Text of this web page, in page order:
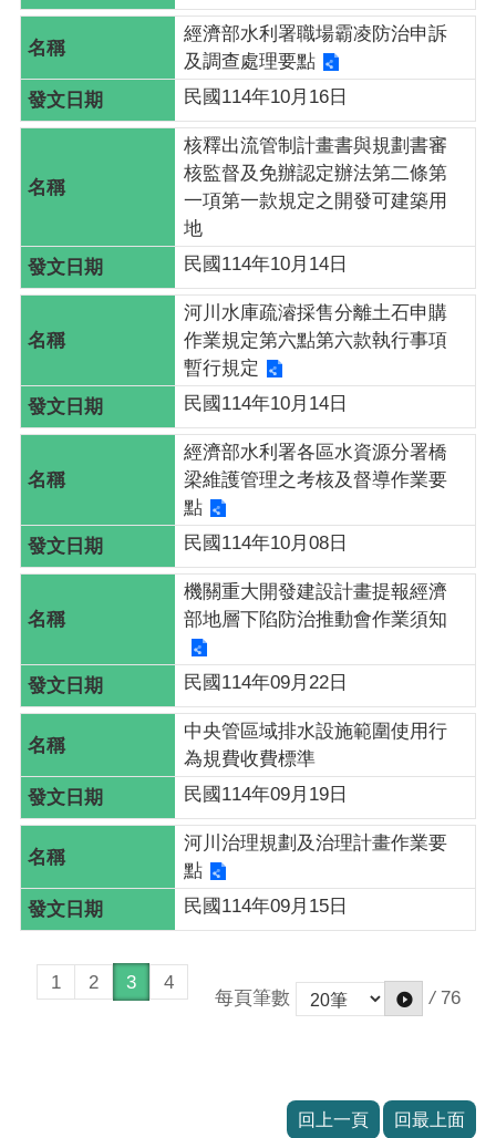
經濟部水利署職場霸凌防治申訴
及調查處理要點
民國114年10月16日
核釋出流管制計畫書與規劃書審
核監督及免辦認定辦法第二條第
一項第一款規定之開發可建築用
地
民國114年10月14日
河川水庫疏濬採售分離土石申購
作業規定第六點第六款執行事項
暫行規定
民國114年10月14日
經濟部水利署各區水資源分署橋
梁維護管理之考核及督導作業要
點
民國114年10月08日
機關重大開發建設計畫提報經濟
部地層下陷防治推動會作業須知
民國114年09月22日
中央管區域排水設施範圍使用行
為規費收費標準
民國114年09月19日
河川治理規劃及治理計畫作業要
點
民國114年09月15日
1 2 3 4
每頁筆數 / 76
回上一頁 回最上面